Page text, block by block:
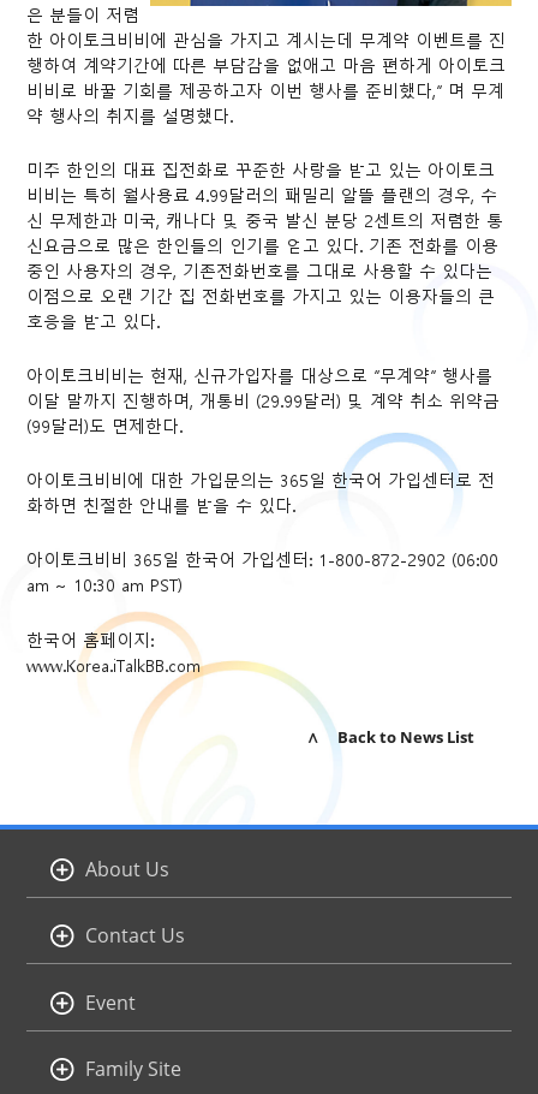
은 분들이 저렴
한 아이토크비비에 관심을 가지고 계시는데 무계약 이벤트를 진
행하여 계약기간에 따른 부담감을 없애고 마음 편하게 아이토크
비비로 바꿀 기회를 제공하고자 이번 행사를 준비했다,” 며 무계
약 행사의 취지를 설명했다.
미주 한인의 대표 집전화로 꾸준한 사랑을 받고 있는 아이토크
비비는 특히 월사용료 4.99달러의 패밀리 알뜰 플랜의 경우, 수
신 무제한과 미국, 캐나다 및 중국 발신 분당 2센트의 저렴한 통
신요금으로 많은 한인들의 인기를 얻고 있다. 기존 전화를 이용
중인 사용자의 경우, 기존전화번호를 그대로 사용할 수 있다는
이점으로 오랜 기간 집 전화번호를 가지고 있는 이용자들의 큰
호응을 받고 있다.
아이토크비비는 현재, 신규가입자를 대상으로 “무계약” 행사를
이달 말까지 진행하며, 개통비 (29.99달러) 및 계약 취소 위약금
(99달러)도 면제한다.
아이토크비비에 대한 가입문의는 365일 한국어 가입센터로 전
화하면 친절한 안내를 받을 수 있다.
아이토크비비 365일 한국어 가입센터: 1-800-872-2902 (06:00
am ~ 10:30 am PST)
한국어 홈페이지:
www.Korea.iTalkBB.com
∧ Back to News List
About Us
Contact Us
Event
Family Site